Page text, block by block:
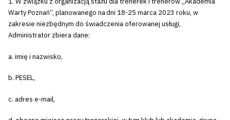
Warty Poznań”, planowanego na dni 18-25 marca 2023 roku, w
zakresie niezbędnym do świadczenia oferowanej usługi,
Administrator zbiera dane:
a. imię i nazwisko,
b. PESEL,
c. adres e-mail,